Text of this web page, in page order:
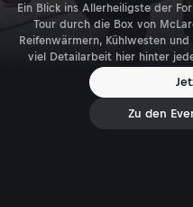
Ein Blick ins Allerheiligste der
Tour durch die Box von
Reifenwärmern, Kühlwesten
viel Detailarbeit hier hinter
Zu den